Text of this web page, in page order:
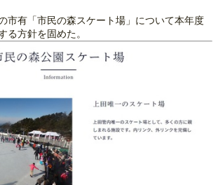
市有「市民の森スケート場」について本年度
る方針を固めた。